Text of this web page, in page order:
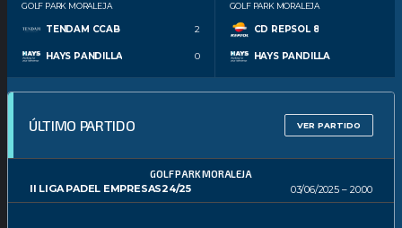
GOLF PARK MORALEJA
TENDAM CCAB 2
HAYS PANDILLA 0
GOLF PARK MORALEJA
CD REPSOL 8
HAYS PANDILLA
ÚLTIMO PARTIDO VER PARTIDO
II LIGA PADEL EMPRESAS24/25
GOLF PARK MORALEJA
03/06/2025 20:00